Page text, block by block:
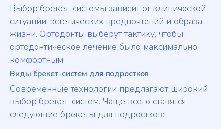
Выбор брекет-системы зависит от клинической
ситуации, эстетических предпочтений и образа
жизни. Ортодонты выберут тактику, чтобы
ортодонтическое лечение было максимально
комфортным.
Виды брекет-систем для подростков
Современные технологии предлагают широкий
выбор брекет-систем. Чаще всего ставятся
следующие брекеты для подростков: